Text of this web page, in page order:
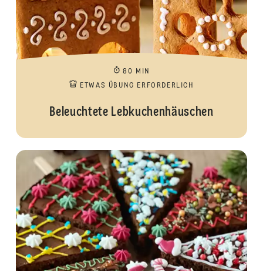
80 MIN
ETWAS ÜBUNG ERFORDERLICH
Beleuchtete Lebkuchenhäuschen